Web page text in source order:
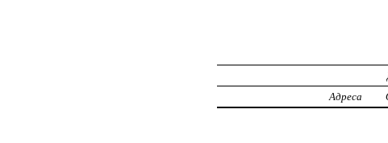
Адреса